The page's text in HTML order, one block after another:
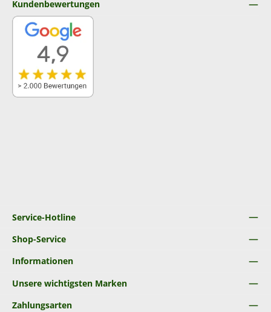
Service-Hotline
Shop-Service
Informationen
Unsere wichtigsten Marken
Kundenbewertungen
Zahlungsarten